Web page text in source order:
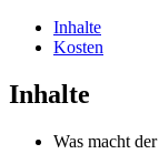
Inhalte
Kosten
Inhalte
Was macht